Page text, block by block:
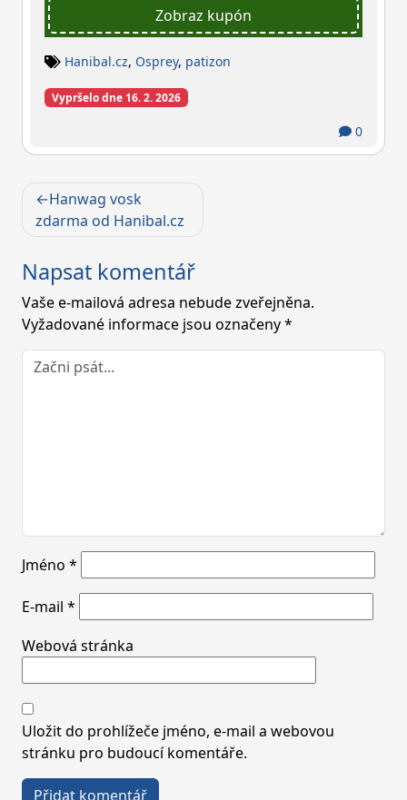
Zobraz kupón
Hanibal.cz, Osprey, patizon
Vypršelo dne 16. 2. 2026
0
Navigace
pro
Hanwag vosk
zdarma od Hanibal.cz
Napsat komentář
Vaše e-mailová adresa nebude zveřejněna.
Vyžadované informace jsou označeny*
Jméno *
E-mail *
Webová stránka
Uložit do prohlížeče jméno, e-mail a webovou
stránku pro budoucí komentáře.